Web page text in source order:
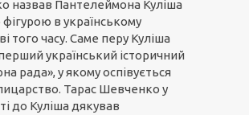
назвав Пантелеймона Куліша
в українському
того часу. Саме перу Куліша
український історичний
рада», у якому оспівується
Тарас Шевченко у
до Куліша дякував